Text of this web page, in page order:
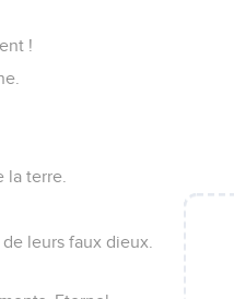
!
la terre.
leurs faux dieux.